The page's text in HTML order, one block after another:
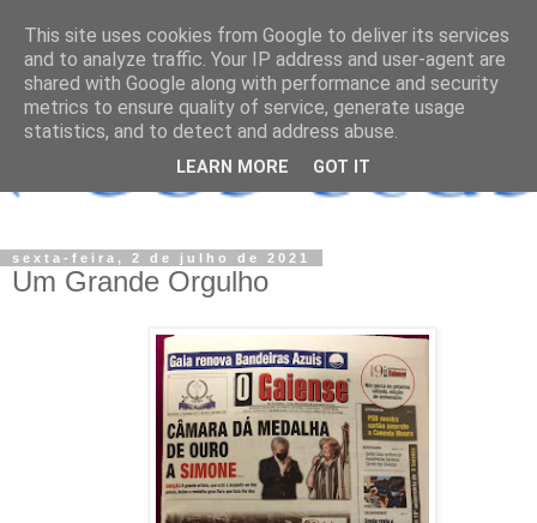
sexta-feira, 2 de julho de 2021
Um Grande Orgulho
This site uses cookies from Google to deliver its services
and to analyze traffic. Your IP address and user-agent are
shared with Google along with performance and security
metrics to ensure quality of service, generate usage
statistics, and to detect and address abuse.
LEARN MORE GOT IT